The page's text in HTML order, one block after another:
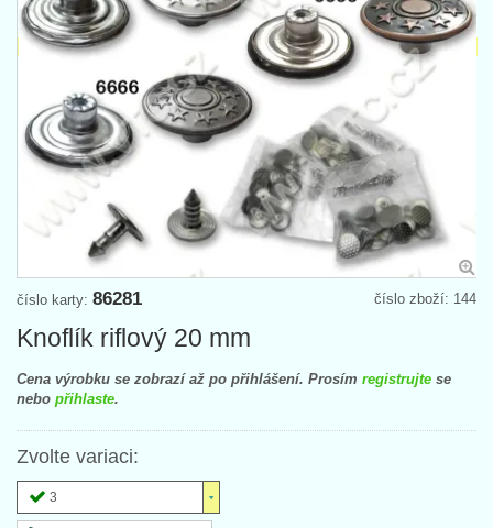
číslo zboží: 144
číslo karty: 86281
Knoflík riflový 20 mm
Cena výrobku se zobrazí až po přihlášení. Prosím registrujte se
nebo přihlaste.
Zvolte variaci:
3